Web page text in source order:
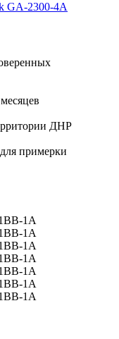
GA-2300-4A
ДНР
примерки
1A
1A
1A
1A
1A
1A
1A